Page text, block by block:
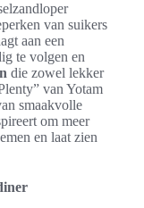
van suikers
aan een
te volgen en
die zowel lekker
van Yotam
smaakvolle
om meer
en laat zien